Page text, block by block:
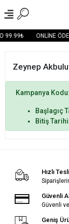
99.99₺ ONLİNE
Zeynep
Kampanya Kodu:
Başlagıç
Bitiş
Hızlı
Güvenli
Güvenli
Geniş